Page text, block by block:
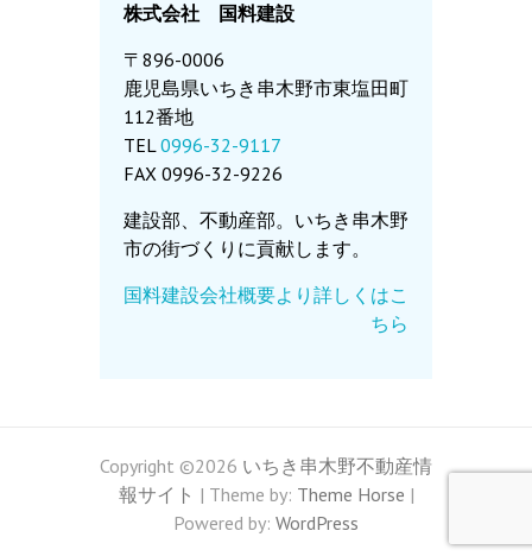
株式会社 国料建設
〒896-0006
鹿児島県いちき串木野市東塩田町
112番地
TEL0996-32-9117
FAX 0996-32-9226
建設部、不動産部。いちき串木野
市の街づくりに貢献します。
国料建設会社概要より詳しくはこ
ちら
Copyright ©2026 いちき串木野不動産情
報サイト | Theme by: Theme Horse |
Powered by: WordPress